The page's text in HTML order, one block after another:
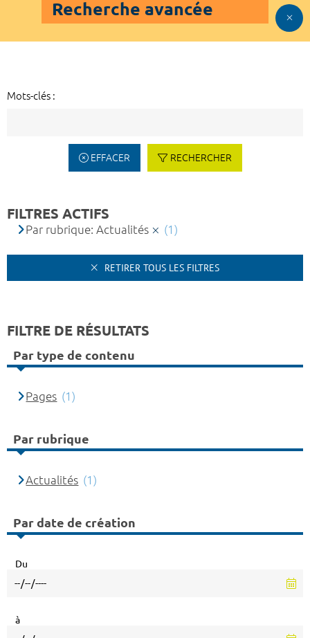
Recherche avancée
Mots-clés :
EFFACER RECHERCHER
FILTRES ACTIFS
Par rubrique: Actualités (1)
RETIRER TOUS LES FILTRES
FILTRE DE RÉSULTATS
Par type de contenu
Pages (1)
Par rubrique
Actualités (1)
Par date de création
Du
à